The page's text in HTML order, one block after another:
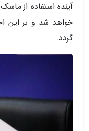
آینده استفاده از
خواهد شد و بر این
گردد.